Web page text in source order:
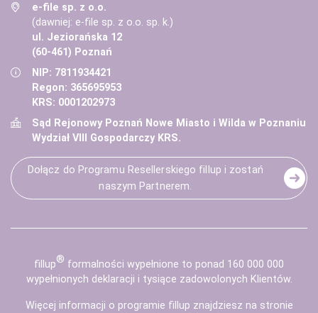
e-file sp. z o.o.
(dawniej: e-file sp. z o.o. sp. k.)
ul. Jeziorańska 12
(60-461) Poznań
NIP: 7811934421
Regon: 365695953
KRS: 0001202973
Sąd Rejonowy Poznań Nowe Miasto i Wilda w Poznaniu
Wydział VIII Gospodarczy KRS.
Dołącz do Programu Resellerskiego fillup i zostań
naszym Partnerem.
fill up® formalności wypełnione to ponad 160 000 000
wypełnionych deklaracji i tysiące zadowolonych Klientów.
Więcej informacji o programie fillup znajdziesz na stronie